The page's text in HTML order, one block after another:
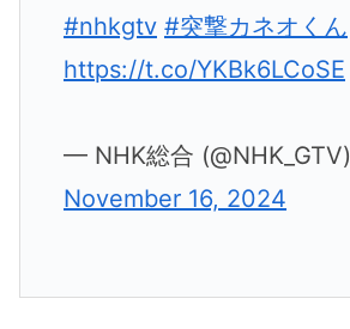
#nhkgtv #突撃カネオくん
https://t.co/YKBk6LCoSE
— NHK総合 (@NHK_GTV)
November 16, 2024